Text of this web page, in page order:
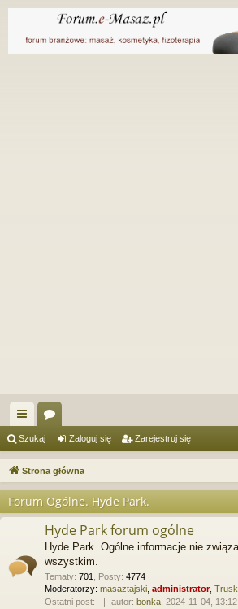
ię
ce
…
or
a
Szukaj Zaloguj się Zarejestruj się
Strona główna
Forum Ogólne. Hyde Park.
Hyde Park forum ogólne
Hyde Park. Ogólne informacje nie
wszystkim.
Tematy: 701 Posty: 4774
Moderatorzy: masaztajski administrator,
Ostatni post:
autor: bonka , 2024-11-04, 13:12